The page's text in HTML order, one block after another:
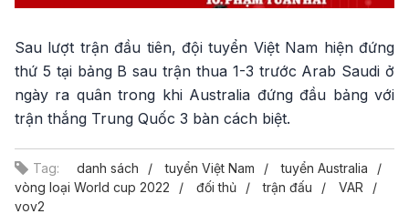
Sau lượt trận đầu tiên, đội tuyển Việt Nam hiện đứng
thứ 5 tại bảng B sau trận thua 1-3 trước Arab Saudi ở
ngày ra quân trong khi Australia đứng đầu bảng với
trận thắng Trung Quốc 3 bàn cách biệt.
Tag: danh sách tuyển Việt Nam
tuyển Australia
vòng loại World cup 2022
đối thủ trận đấu
VAR
vov2